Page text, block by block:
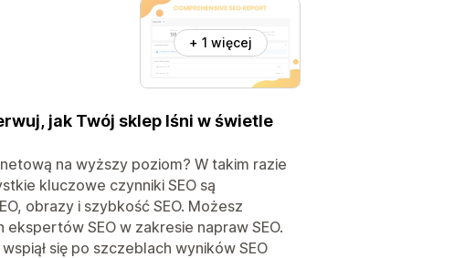
+ 1 więcej
jak Twój sklep lśni w świetle
na wyższy poziom? W takim razie
kluczowe czynniki SEO są
obrazy i szybkość SEO. Możesz
SEO w zakresie napraw SEO.
się po szczeblach wyników SEO